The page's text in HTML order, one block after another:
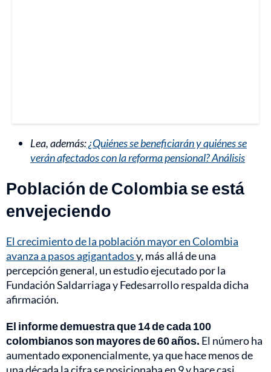
Lea, además:¿Quiénes se beneficiarán y quiénes se
verán afectados con la reforma pensional? Análisis
Población de Colombia se está
envejeciendo
El crecimiento de la población mayor en Colombia
avanza a pasos agigantadosy, más allá de una
percepción general, un estudio ejecutado por la
Fundación Saldarriaga y Fedesarrollo respalda dicha
afirmación.
El informe demuestra que 14 de cada 100
colombianos son mayores de 60 años. El número ha
aumentado exponencialmente, ya que hace menos de
una década la cifra se posicionaba en 9 y hace casi